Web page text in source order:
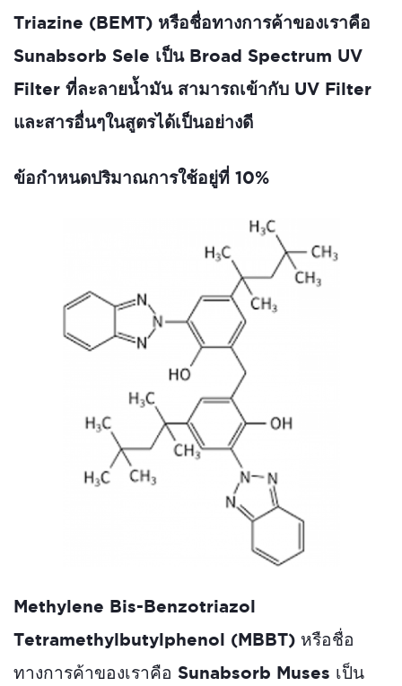
Triazine (BEMT) หรือชื่อทางการค้าของเราคือ
Sunabsorb Sele เป็น Broad Spectrum UV
Filter ที่ละลายน้ำมัน สามารถเข้ากับ UV Filter
และสารอื่นๆในสูตรได้เป็นอย่างดี
ข้อกำหนดปริมาณการใช้อยู่ที่ 10%
Methylene Bis-Benzotriazol
Tetramethylbutylphenol (MBBT) หรือชื่อ
ทางการค้าของเราคือ Sunabsorb Muses เป็น